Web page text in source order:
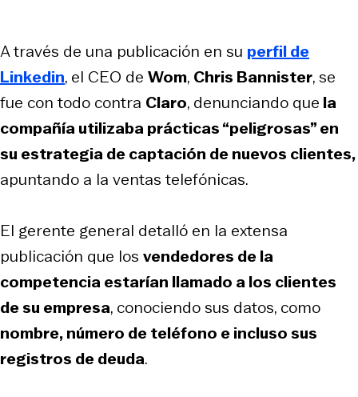
A través de una publicación en su perfil de
Linkedin, el CEO de Wom, Chris Bannister, se
fue con todo contra Claro, denunciando que la
compañía utilizaba prácticas “peligrosas” en
su estrategia de captación de nuevos clientes,
apuntando a la ventas telefónicas.
El gerente general detalló en la extensa
publicación que los vendedores de la
competencia estarían llamado a los clientes
de su empresa, conociendo sus datos, como
nombre, número de teléfono e incluso sus
registros de deuda.